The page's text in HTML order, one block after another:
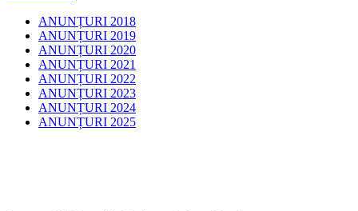
ANUNȚURI 2018
ANUNȚURI 2019
ANUNȚURI 2020
ANUNȚURI 2021
ANUNȚURI 2022
ANUNȚURI 2023
ANUNȚURI 2024
ANUNȚURI 2025